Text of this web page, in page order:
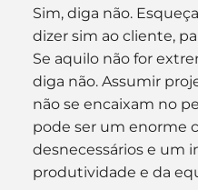
Sim, diga não.
dizer sim ao cliente,
Se aquilo não for
diga não. Assumir
não se encaixam no
pode ser um enorme
desnecessários e um
produtividade e da